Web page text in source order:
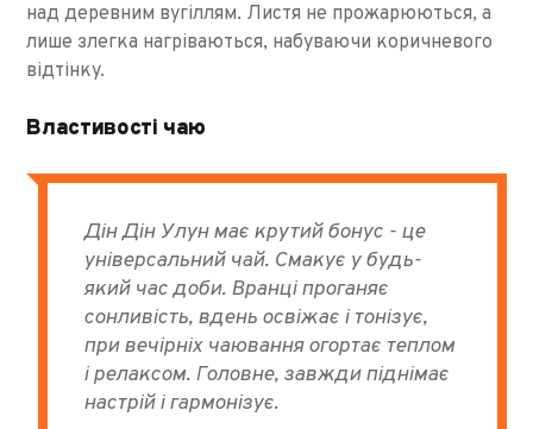
над деревним вугіллям. Листя не прожарюються, а
лише злегка нагріваються, набуваючи коричневого
відтінку.
Властивості чаю
Дін Дін Улун має крутий бонус - це
універсальний чай. Смакує у будь-
який час доби. Вранці проганяє
сонливість, вдень освіжає і тонізує,
при вечірніх чаювання огортає теплом
і релаксом. Головне, завжди піднімає
настрій і гармонізує.